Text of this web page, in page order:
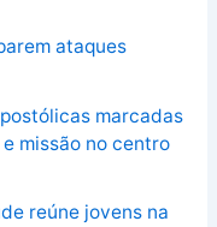
ataques
marcadas
missão no centro
reúne jovens na